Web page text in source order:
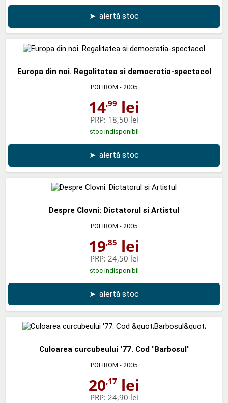
➤ alertă stoc
Europa din noi. Regalitatea si democratia-spectacol
POLIROM - 2005
14,99 lei
PRP: 18,50 lei
stoc indisponibil
➤ alertă stoc
Despre Clovni: Dictatorul si Artistul
POLIROM - 2005
19,85 lei
PRP: 24,50 lei
stoc indisponibil
➤ alertă stoc
Culoarea curcubeului '77. Cod "Barbosul"
POLIROM - 2005
20,17 lei
PRP: 24,90 lei